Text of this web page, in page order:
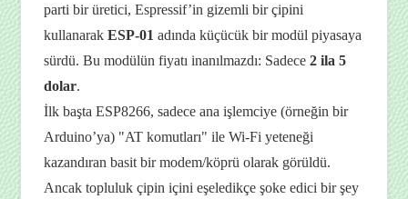
parti bir üretici, Espressif’in gizemli bir çipini
kullanarakESP-01 adında küçücük bir modül piyasaya
sürdü. Bu modülün fiyatı inanılmazdı: Sadece2 ila 5
dolar.
İlk başta ESP8266, sadece ana işlemciye (örneğin bir
Arduino’ya) "AT komutları" ile Wi-Fi yeteneği
kazandıran basit bir modem/köprü olarak görüldü.
Ancak topluluk çipin içini eşeledikçe şoke edici bir şey